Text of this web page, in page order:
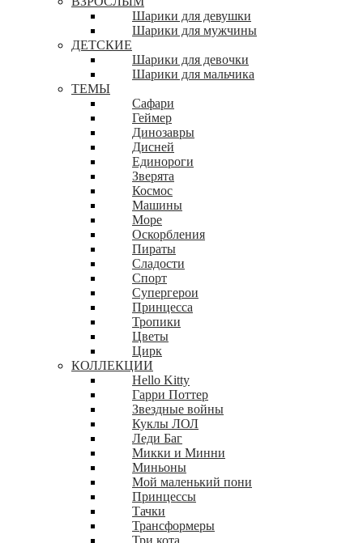
Шарики для девушки
Шарики для мужчины
ДЕТСКИЕ
Шарики для девочки
Шарики для мальчика
ТЕМЫ
Сафари
Геймер
Динозавры
Дисней
Единороги
Зверята
Космос
Машины
Море
Оскорбления
Пираты
Сладости
Спорт
Супергерои
Принцесса
Тропики
Цветы
Цирк
КОЛЛЕКЦИИ
Hello Kitty
Гарри Поттер
Звездные войны
Куклы ЛОЛ
Леди Баг
Микки и Минни
Миньоны
Мой маленький пони
Принцессы
Тачки
Трансформеры
Три кота